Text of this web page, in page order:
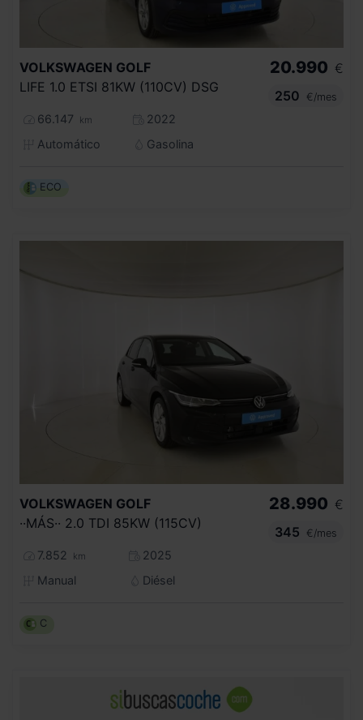
VOLKSWAGEN GOLF
LIFE 1.0 ETSI 81KW (110CV) DSG
66.147 km
2022
Automático
Gasolina
20.990 €
250
€/mes
ECO
VOLKSWAGEN GOLF
··MÁS·· 2.0 TDI 85KW (115CV)
7.852 km
2025
Manual
Diésel
28.990 €
345
€/mes
C